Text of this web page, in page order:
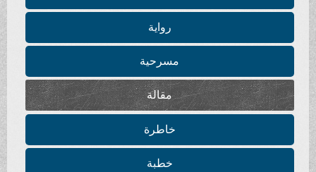
رواية
مسرحية
مقالة
خاطرة
خطبة